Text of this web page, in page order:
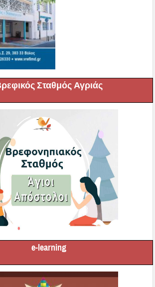
Σταθμός Αγριάς
e-learning